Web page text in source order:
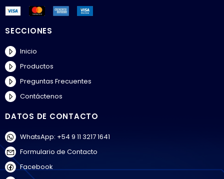
SECCIONES
Inicio
Productos
Preguntas Frecuentes
Contáctenos
DATOS DE CONTACTO
WhatsApp: +54 9 11 3217 1641
Formulario de Contacto
Facebook